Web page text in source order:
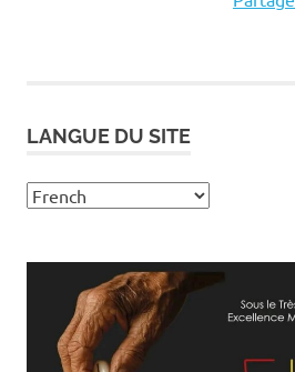
LANGUE DU SITE